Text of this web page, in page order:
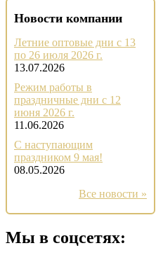
Новости компании
Летние оптовые дни с 13
по 26 июля 2026 г.
13.07.2026
Режим работы в
праздничные дни с 12
июня 2026 г.
11.06.2026
С наступающим
праздником 9 мая!
08.05.2026
Все новости »
Мы в соцсетях: